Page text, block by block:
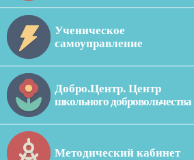
Ученическое
самоуправление
Добро.Центр. Центр
школьного добровольчества
Методический кабинет